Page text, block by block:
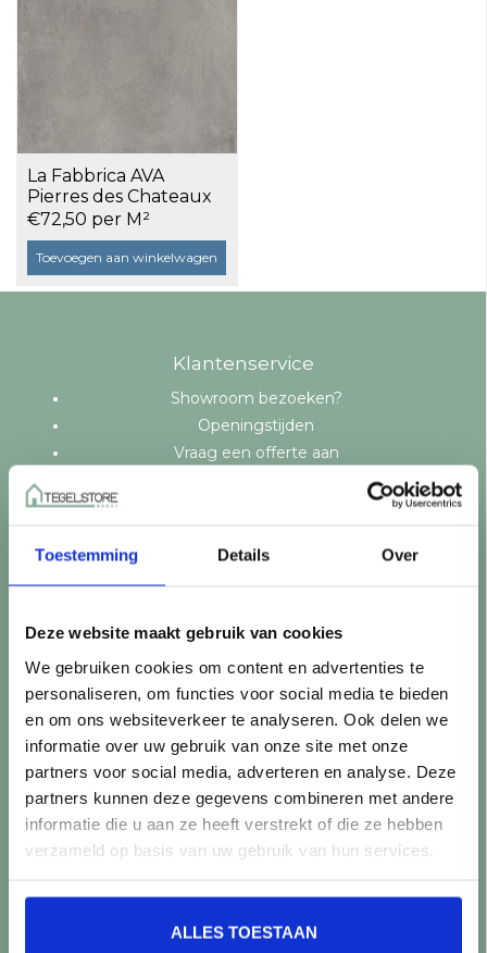
Toestemming Details Over
Deze website maakt gebruik van cookies
We gebruiken cookies om content en advertenties te
personaliseren, om functies voor social media te bieden
en om ons websiteverkeer te analyseren. Ook delen we
informatie over uw gebruik van onze site met onze
partners voor social media, adverteren en analyse. Deze
partners kunnen deze gegevens combineren met andere
informatie die u aan ze heeft verstrekt of die ze hebben
verzameld op basis van uw gebruik van hun services.
ALLES TOESTAAN
La Fabbrica AVA
Pierres des Chateaux
OUTDOOR 158071
100x100x2 Cheverny a
1 m²
€72,50 per M²
Toevoegen aan winkelwagen
Klantenservice
Showroom bezoeken?
Openingstijden
Vraag een offerte aan
Controle vóór verwerking
Garantie & klachten
Mix & Match
Klantenservice
Veelgestelde vragen
Over TegelStore.nl
Contact
Algemene voorwaarden
Privacy Policy
Producten
Alle producten